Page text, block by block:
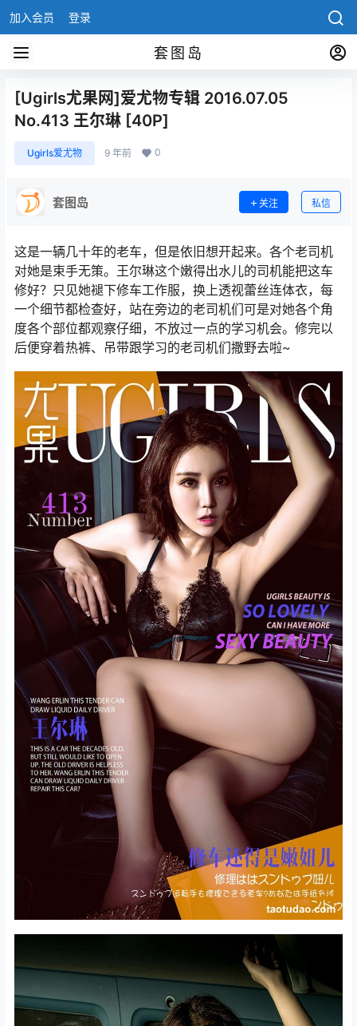
加入会员 登录
套图岛
[Ugirls尤果网]爱尤物专辑 2016.07.05
No.413 王尔琳 [40P]
Ugirls爱尤物 9 年前 0
套图岛 关注 私信
这是一辆几十年的老车，但是依旧想开起来。各个老司机
对她是束手无策。王尔琳这个嫩得出水儿的司机能把这车
修好？只见她褪下修车工作服，换上透视蕾丝连体衣，每
一个细节都检查好，站在旁边的老司机们可是对她各个角
度各个部位都观察仔细，不放过一点的学习机会。修完以
后便穿着热裤、吊带跟学习的老司机们撒野去啦~